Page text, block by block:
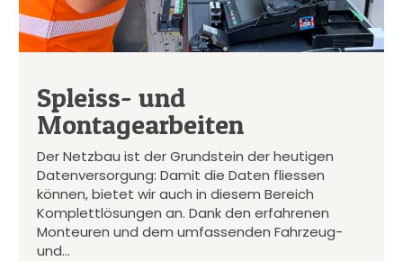
Spleiss- und
Montagearbeiten
Der Netzbau ist der Grundstein der heutigen
Datenversorgung: Damit die Daten fliessen
können, bietet wir auch in diesem Bereich
Komplettlösungen an. Dank den erfahrenen
Monteuren und dem umfassenden Fahrzeug-
und…